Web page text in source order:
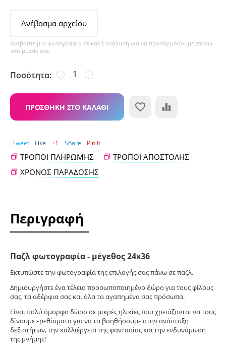
Ανέβασμα αρχείου
Ανεβάστε μια φωτογραφία σε καλή ανάλυση για να προσαρμόσουμε επάνω
στο puzzle σας.
Ποσότητα: +
−
ΠΡΟΣΘΉΚΗ ΣΤΟ ΚΑΛΆΘΙ
Tweet Like +1 Share Pin it
ΤΡΌΠΟΙ ΠΛΗΡΩΜΉΣ
ΤΡΌΠΟΙ ΑΠΟΣΤΟΛΉΣ
ΧΡΌΝΟΣ ΠΑΡΆΔΟΣΗΣ
Περιγραφή
Παζλ φωτογραφία - μέγεθος 24x36
Εκτυπώστε την φωτογραφία της επιλογής σας πάνω σε παζλ.
Δημιουργήστε ένα τέλειο προσωποποιημένο δώρο για τους φίλους
σας, τα αδέρφια σας και όλα τα αγαπημένα σας πρόσωπα.
Είναι πολύ όμορφο δώρο σε μικρές ηλικίες που χρειάζονται να τους
δίνουμε ερεθίσματα για να τα βοηθήσουμε στην ανάπτυξη
δεξιοτήτων, την καλλιέργεια της φαντασίας και την ενδυνάμωση
της μνήμης!